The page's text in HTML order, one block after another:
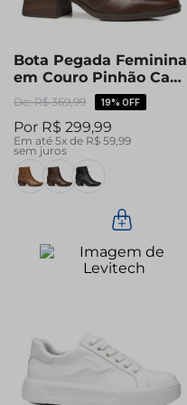
Bota Pegada Feminina
em Couro Pinhão Cano
Curto 282355-02
R$ 369,99 19% OFF
R$ 299,99
Em até 5x de R$ 59,99
sem juros